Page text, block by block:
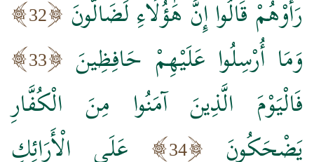
رَأَوْهُمْ قَالُوا إِنَّ هَٰؤُلَاءِ لَضَالُّونَ
32
وَمَا أُرْسِلُوا عَلَيْهِمْ حَافِظِينَ 33
فَالْيَوْمَ الَّذِينَ آمَنُوا مِنَ الْكُفَّارِ
يَضْحَكُونَ
34
عَلَى الْأَرَائِكِ